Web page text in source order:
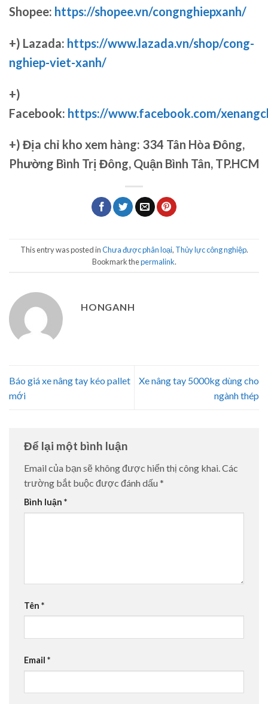
Shopee: https://shopee.vn/congnghiepxanh/
+) Lazada: https://www.lazada.vn/shop/cong-
nghiep-viet-xanh/
+)
Facebook: https://www.facebook.com/
+) Địa chỉ kho xem hàng: 334 Tân Hòa Đông,
Phường Bình Trị Đông, Quận Bình Tân, TP.HCM
This entry was posted inChưa được phân loại, Thủy lực công nghiệp.
Bookmark thepermalink.
HONGANH
Báo giá xe nâng tay kéo pallet
mới
Xe nâng tay 5000kg dùng cho
ngành thép
Để lại một bình luận
Email của bạn sẽ không được hiển thị công khai.Các
trường bắt buộc được đánh dấu *
Bình luận *
Tên *
Email *